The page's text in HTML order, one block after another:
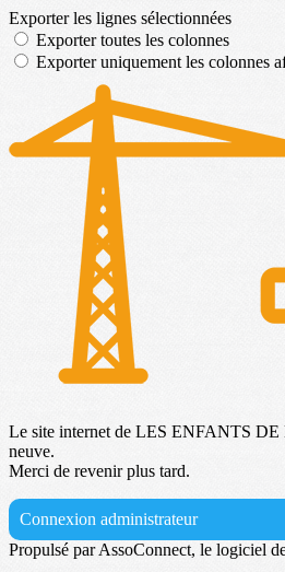
Exporter les lignes sélectionnées
Exporter toutes les colonnes
Exporter uniquement les colonnes
Le site internet de LES ENFANTS
neuve.
Merci de revenir plus tard.
Connexion administrateur
Propulsé par AssoConnect, le logiciel